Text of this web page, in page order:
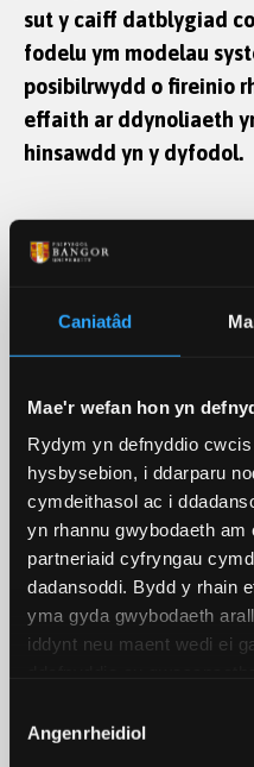
Caniatâd
Mae'r wefan hon yn
Rydym yn defnyddio
hysbysebion, i ddarparu
cymdeithasol ac i
yn rhannu gwybodaeth am
partneriaid cyfryngau
dadansoddi. Bydd y rhain
yma gyda gwybodaeth
iddynt neu maent wedi ei
Caniatâd
Angenrheidiol
sut y caiff datblygiad
fodelu ym modelau
posibilrwydd o fireinio
effaith ar ddynoliaeth
hinsawdd yn y dyfodol.
Ysgol Gwyddorau